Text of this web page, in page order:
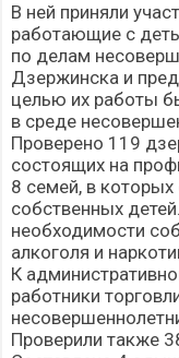
В ней приняли
работающие с
по делам
Дзержинска и
целью их работы
в среде
Проверено 119
состоящих на
8 семей, в
собственных
необходимости
алкоголя и
К
работники
Проверили также